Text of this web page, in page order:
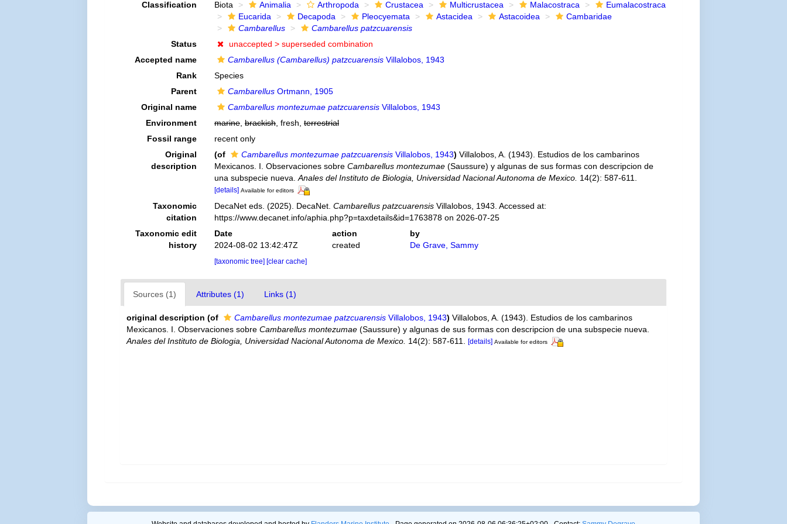
Classification Biota Animalia Arthropoda Crustacea Multicrustacea Malacostraca
Eumalacostraca
Eucarida
Decapoda Pleocyemata Astacidea Astacoidea
Cambaridae
Cambarellus
Cambarellus patzcuarensis
Status
unaccepted > superseded combination
Accepted name
Cambarellus (Cambarellus) patzcuarensisVillalobos, 1943
Rank
Species
Parent
CambarellusOrtmann, 1905
Original name
Cambarellus montezumae patzcuarensisVillalobos, 1943
Environment
marine, brackish, fresh, terrestrial
Fossil range
recent only
Original
description
(of Cambarellus montezumae patzcuarensisVillalobos, 1943) Villalobos, A. (1943). Estudios de los cambarinos
Mexicanos. I. Observaciones sobre Cambarellus montezumae(Saussure) y algunas de sus formas con descripcion de
una subspecie nueva. Anales del Instituto de Biologia, Universidad Nacional Autonoma de Mexico. 14(2): 587-611.
[details] Available for editors
Taxonomic
citation
DecaNet eds. (2025). DecaNet. Cambarellus patzcuarensisVillalobos, 1943. Accessed at:
https://www.decanet.info/aphia.php?p=taxdetails&id=1763878 on 2026-07-25
Taxonomic edit
history
Date action
by
2024-08-02 13:42:47Z
created De Grave, Sammy
[taxonomic tree] [clear cache]
Sources (1) Attributes (1) Links (1)
original description (of Cambarellus montezumae patzcuarensis Villalobos, 1943) Villalobos, A. (1943). Estudios de los cambarinos
Mexicanos. I. Observaciones sobreCambarellus montezumae (Saussure) y algunas de sus formas con descripcion de una subspecie nueva.
Anales del Instituto de Biologia, Universidad Nacional Autonoma de Mexico. 14(2): 587-611. [details] Available for editors